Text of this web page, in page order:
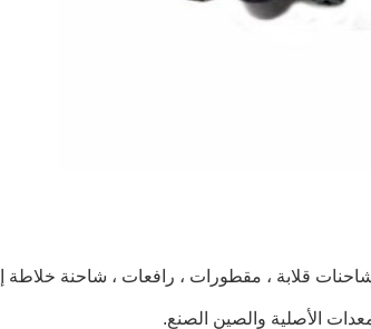
قلابة ، مقطورات ، رافعات ، شاحنة خلاطة
الأصلية والصين الصنع.